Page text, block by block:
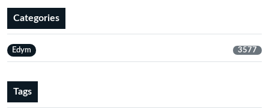
Categories
Edym 3577
Tags